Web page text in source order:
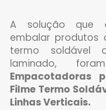
A solução que
embalar produtos
termo soldável
laminado,
Empacotadoras
Filme Termo
Linhas Verticais.